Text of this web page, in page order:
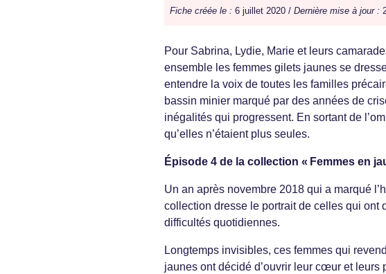
Fiche créée le : 6 juillet 2020 / Dernière mise à jour :
Pour Sabrina, Lydie, Marie et leurs
ensemble les femmes gilets jaunes se
entendre la voix de toutes les familles
bassin minier marqué par des années de
inégalités qui progressent. En sortant de
qu’elles n’étaient plus seules.
Épisode 4 de la collection « Femmes en
Un an après novembre 2018 qui a marqué
collection dresse le portrait de celles qui ont
difficultés quotidiennes.
Longtemps invisibles, ces femmes qui
jaunes ont décidé d’ouvrir leur cœur et